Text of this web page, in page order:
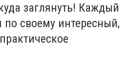
заглянуть! Каждый
по своему интересный,